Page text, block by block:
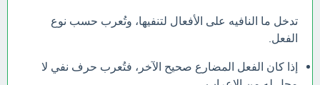
تدخل ما النافيه على الأفعال لتنفيها، وتُعرب حسب نوع
الفعل.
إذا كان الفعل المضارع صحيح الآخر، فتُعرب حرف نفي لا